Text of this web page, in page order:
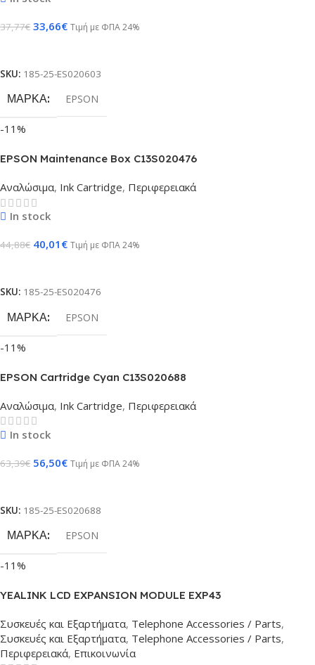
37,77€ 33,66€ Τιμή με ΦΠΑ 24%
SKU: 185-25-ES020603
ΜΆΡΚΑ EPSON
-11%
EPSON Maintenance Box C13S020476
Αναλώσιμα, Ink Cartridge, Περιφερειακά
In stock
44,88€ 40,01 € Τιμή με ΦΠΑ 24%
SKU: 185-25-ES020476
ΜΆΡΚΑ EPSON
-11%
EPSON Cartridge Cyan C13S020688
Αναλώσιμα, Ink Cartridge, Περιφερειακά
In stock
63,39€ 56,50€ Τιμή με ΦΠΑ 24%
SKU: 185-25-ES020688
ΜΆΡΚΑ EPSON
-11%
YEALINK LCD EXPANSION MODULE EXP43
Συσκευές και Εξαρτήματα, Telephone Accessories / Parts,
Συσκευές και Εξαρτήματα, Telephone Accessories / Parts,
Περιφερειακά, Επικοινωνία